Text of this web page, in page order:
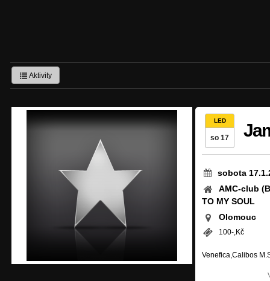
Aktivity
LED
so 17
sobota
AMC-club
TO MY SOUL
Olomouc
100-,Kč
Venefica,Calibos